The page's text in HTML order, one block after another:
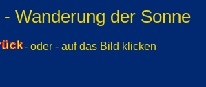
- Wanderung der Sonne
- oder - auf das Bild klicken